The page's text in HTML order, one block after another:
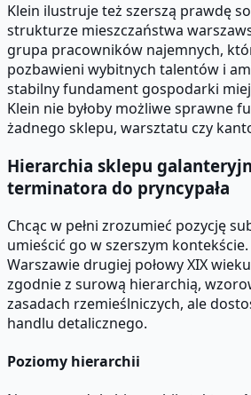
Klein ilustruje też szerszą prawdę
strukturze mieszczaństwa
grupa pracowników najemnych,
pozbawieni wybitnych talentów i
stabilny fundament gospodarki
Klein nie byłoby możliwe sprawne
żadnego sklepu, warsztatu czy
Hierarchia sklepu
terminatora do pryncypała
Chcąc w pełni zrozumieć pozycję
umieścić go w szerszym kontekście.
Warszawie drugiej połowy XIX
zgodnie z surową hierarchią,
zasadach rzemieślniczych, ale
handlu detalicznego.
Poziomy hierarchii